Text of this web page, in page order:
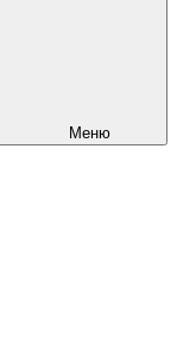
Меню